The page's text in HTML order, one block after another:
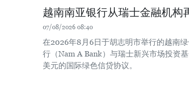
越南南亚银行从瑞士金融机
07/08/2026 08:40
在2026年8月6日于胡志明市举行的越南
行（Nam A Bank）与瑞士新兴市场投资
美元的国际绿色信贷协议。